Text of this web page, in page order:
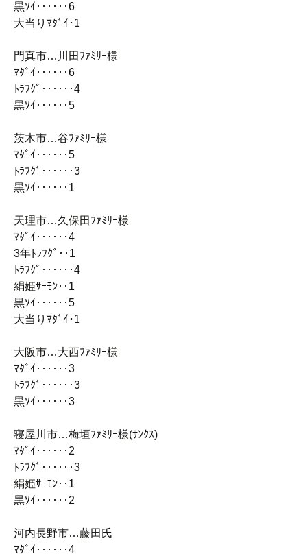
黒ｿｲ‥‥‥6
大当りﾏﾀﾞｲ･1
門真市…川田ﾌｧﾐﾘｰ様
ﾏﾀﾞｲ‥‥‥6
ﾄﾗﾌｸﾞ‥‥‥4
黒ｿｲ‥‥‥5
茨木市…谷ﾌｧﾐﾘｰ様
ﾏﾀﾞｲ‥‥‥5
ﾄﾗﾌｸﾞ‥‥‥3
黒ｿｲ‥‥‥1
天理市…久保田ﾌｧﾐﾘｰ様
ﾏﾀﾞｲ‥‥‥4
3年ﾄﾗﾌｸﾞ‥1
ﾄﾗﾌｸﾞ‥‥‥4
絹姫ｻｰﾓﾝ‥1
黒ｿｲ‥‥‥5
大当りﾏﾀﾞｲ･1
大阪市…大西ﾌｧﾐﾘｰ様
ﾏﾀﾞｲ‥‥‥3
ﾄﾗﾌｸﾞ‥‥‥3
黒ｿｲ‥‥‥3
寝屋川市…梅垣ﾌｧﾐﾘｰ様(ｻﾝｸｽ)
ﾏﾀﾞｲ‥‥‥2
ﾄﾗﾌｸﾞ‥‥‥3
絹姫ｻｰﾓﾝ‥1
黒ｿｲ‥‥‥2
河内長野市…藤田氏
ﾏﾀﾞｲ‥‥‥4